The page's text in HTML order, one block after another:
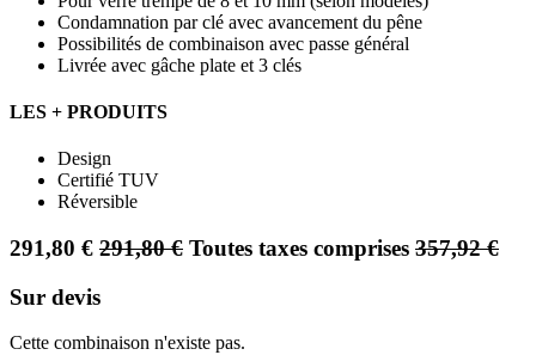
Condamnation par clé avec avancement du pêne
Possibilités de combinaison avec passe général
Livrée avec gâche plate et 3 clés
LES + PRODUITS
Design
Certifié TUV
Réversible
291,80 € 291,80€ Toutes taxes comprises 357,92€
Sur devis
Cette combinaison n'existe pas.